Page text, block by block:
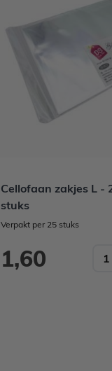
Cellofaan zakjes L -
stuks
Verpakt per 25 stuks
1,60